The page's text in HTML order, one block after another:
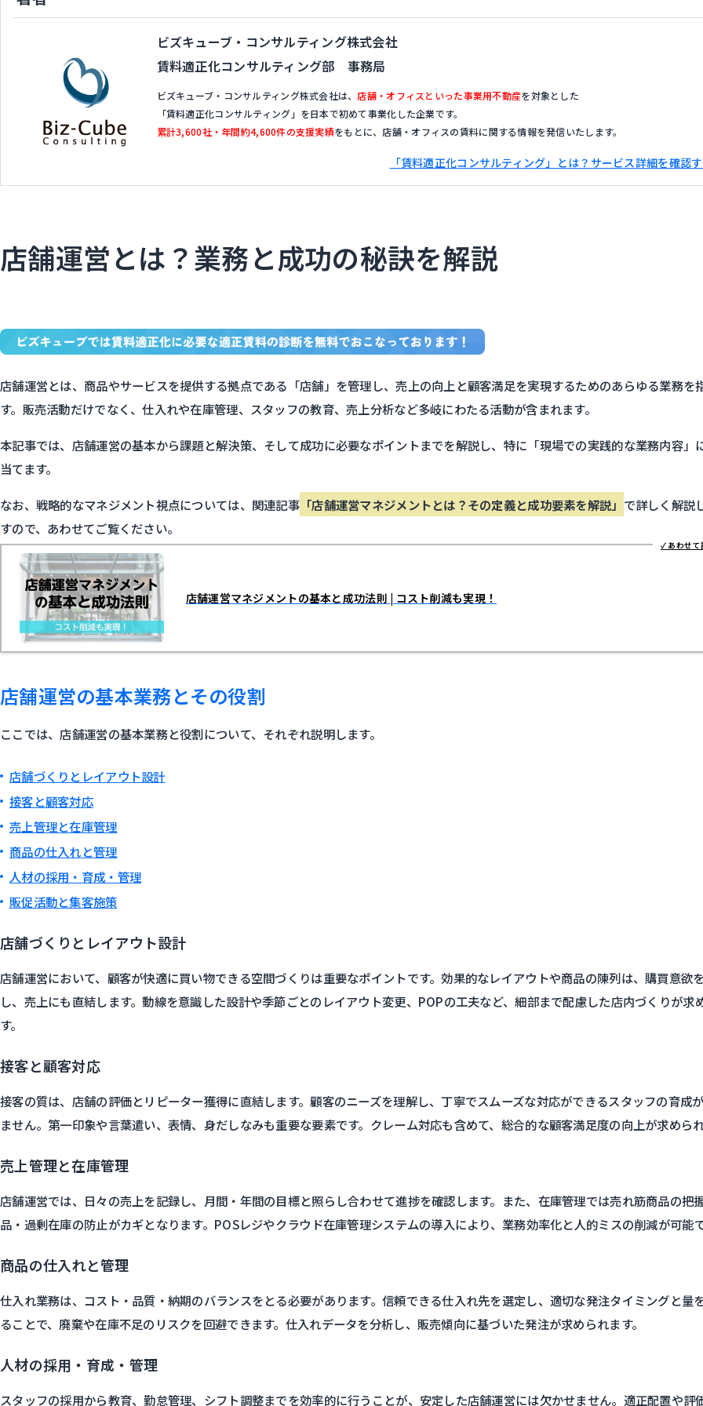
ビズキューブ・コンサルティング株式会社
賃料適正化コンサルティング部 事務局
ビズキューブ・コンサルティング株式会社は、 店舗・オフィスといった事業用不動産を対象とした
「賃料適正化コンサルティング」を日本で初めて事業化した企業です。
累計3,600社・年間約4,600件の支援実績をもとに、店舗・オフィスの賃料に関する情報を発信いたします。
「賃料適正化コンサルティング」とは？サービス詳細を確認
店舗運営とは？業務と成功の秘訣を解説
店舗運営とは、商品やサービスを提供する拠点である「店舗」を管理し、売上の向上と顧客満足を実現するためのあらゆる業務を
す。販売活動だけでなく、仕入れや在庫管理、スタッフの教育、売上分析など多岐にわたる活動が含まれます。
本記事では、店舗運営の基本から課題と解決策、そして成功に必要なポイントまでを解説し、特に「現場での実践的な業務内容」
当てます。
なお、戦略的なマネジメント視点については、関連記事 「店舗運営マネジメントとは？その定義と成功要素を解説」 で詳しく解説
すので、あわせてご覧ください。
店舗運営マネジメントの基本と成功法則 | コスト削減も実現！
店舗運営の基本業務とその役割
ここでは、店舗運営の基本業務と役割について、それぞれ説明します。
店舗づくりとレイアウト設計
接客と顧客対応
売上管理と在庫管理
商品の仕入れと管理
人材の採用・育成・管理
販促活動と集客施策
店舗づくりとレイアウト設計
店舗運営において、顧客が快適に買い物できる空間づくりは重要なポイントです。効果的なレイアウトや商品の陳列は、購買意欲
し、売上にも直結します。動線を意識した設計や季節ごとのレイアウト変更、POPの工夫など、細部まで配慮した店内づくりが求
す。
接客と顧客対応
接客の質は、店舗の評価とリピーター獲得に直結します。顧客のニーズを理解し、丁寧でスムーズな対応ができるスタッフの育成
ません。第一印象や言葉遣い、表情、身だしなみも重要な要素です。クレーム対応も含めて、総合的な顧客満足度の向上が求められ
売上管理と在庫管理
店舗運営では、日々の売上を記録し、月間・年間の目標と照らし合わせて進捗を確認します。また、在庫管理では売れ筋商品の把
品・過剰在庫の防止がカギとなります。POSレジやクラウド在庫管理システムの導入により、業務効率化と人的ミスの削減が可能で
商品の仕入れと管理
仕入れ業務は、コスト・品質・納期のバランスをとる必要があります。信頼できる仕入れ先を選定し、適切な発注タイミングと量
ることで、廃棄や在庫不足のリスクを回避できます。仕入れデータを分析し、販売傾向に基づいた発注が求められます。
人材の採用・育成・管理
スタッフの採用から教育、勤怠管理、シフト調整までを効率的に行うことが、安定した店舗運営には欠かせません。適正配置や評